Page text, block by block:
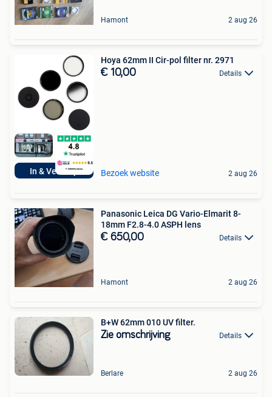
Hamont 2 aug 26
In & Verkoop
Hoya 62mm II Cir-pol filter nr. 2971
€ 10,00 Details
Bezoek website 2 aug 26
Panasonic Leica DG Vario-Elmarit 8-
18mm F2.8-4.0 ASPH lens
€ 650,00 Details
Hamont 2 aug 26
B+W 62mm 010 UV filter.
Zie omschrijving Details
Berlare 2 aug 26